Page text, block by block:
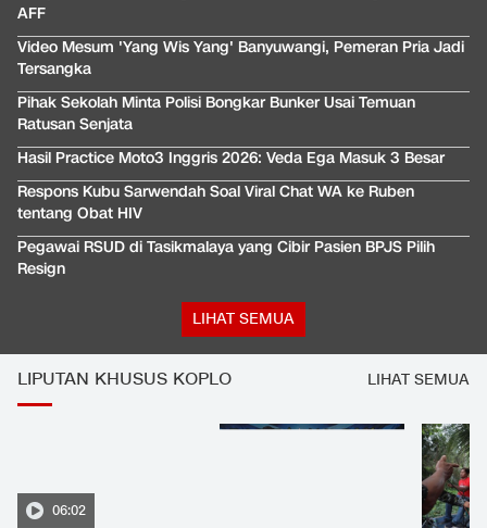
AFF
Video Mesum 'Yang Wis Yang' Banyuwangi, Pemeran Pria Jadi
Tersangka
Pihak Sekolah Minta Polisi Bongkar Bunker Usai Temuan
Ratusan Senjata
Hasil Practice Moto3 Inggris 2026: Veda Ega Masuk 3 Besar
Respons Kubu Sarwendah Soal Viral Chat WA ke Ruben
tentang Obat HIV
Pegawai RSUD di Tasikmalaya yang Cibir Pasien BPJS Pilih
Resign
LIHAT SEMUA
LIPUTAN KHUSUS KOPLO LIHAT SEMUA
06:02